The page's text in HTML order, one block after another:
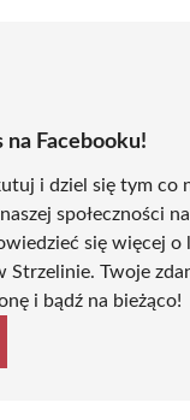
na Facebooku!
i dziel się tym co
społeczności
się więcej o
Strzelinie. Twoje
i bądź na bieżąco!